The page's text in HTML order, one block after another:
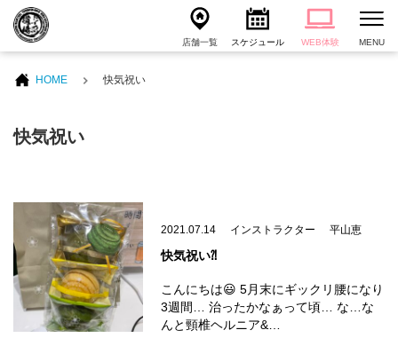
店舗一覧 スケジュール WEB体験 MENU
HOME 快気祝い
快気祝い
2021.07.14 インストラクター 平山恵
快気祝い⁈
こんにちは😃 5月末にギックリ腰になり
3週間… 治ったかなぁって頃… な…な
んと頸椎ヘルニア&…